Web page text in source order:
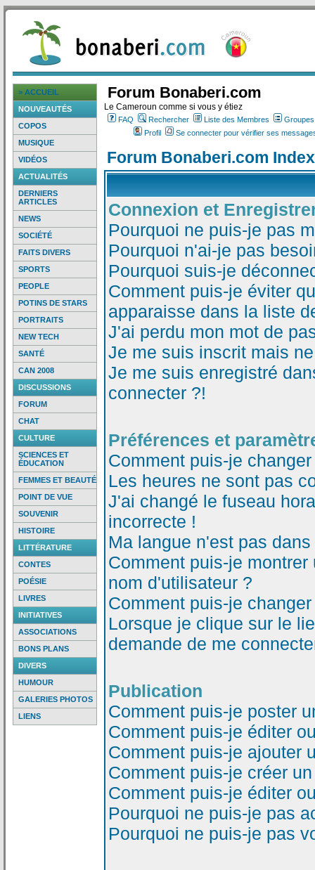
> ACCUEIL
NOUVEAUTÉS
COPOS
MUSIQUE
VIDÉOS
ACTUALITÉS
DERNIERS
ARTICLES
NEWS
SOCIÉTÉ
FAITS DIVERS
SPORTS
PEOPLE
POTINS DE STARS
PORTRAITS
NEW TECH
SANTÉ
CAN 2008
DISCUSSIONS
FORUM
CHAT
CULTURE
SCIENCES ET
ÉDUCATION
FEMMES ET BEAUTÉ
POINT DE VUE
SOUVENIR
HISTOIRE
LITTÉRATURE
CONTES
POÉSIE
LIVRES
INITIATIVES
ASSOCIATIONS
BONS PLANS
DIVERS
HUMOUR
GALERIES PHOTOS
LIENS
Forum Bonaberi.com
Le Cameroun comme si vous y étiez
FAQ Rechercher Liste des Membres
Profil
Se connecter pour vérifier ses
Forum Bonaberi.com
Connexion et
Pourquoi ne puis-je pas
Pourquoi n'ai-je pas
Pourquoi suis-je
Comment puis-je éviter
apparaisse dans la liste
J'ai perdu mon mot de
Je me suis inscrit mais
Je me suis enregistré
connecter ?!
Préférences et
Comment puis-je
Les heures ne sont pas
J'ai changé le fuseau
incorrecte !
Ma langue n'est pas
Comment puis-je
nom d'utilisateur ?
Comment puis-je
Lorsque je clique sur le
demande de me
Publication
Comment puis-je poster
Comment puis-je éditer
Comment puis-je ajouter
Comment puis-je créer
Comment puis-je éditer
Pourquoi ne puis-je pas
Pourquoi ne puis-je pas